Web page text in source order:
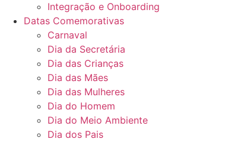
Integração e Onboarding
Datas Comemorativas
Carnaval
Dia da Secretária
Dia das Crianças
Dia das Mães
Dia das Mulheres
Dia do Homem
Dia do Meio Ambiente
Dia dos Pais